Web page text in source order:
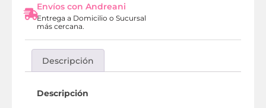
Envíos con Andreani
Entrega a Domicilio o Sucursal
más cercana.
Descripción
Descripción